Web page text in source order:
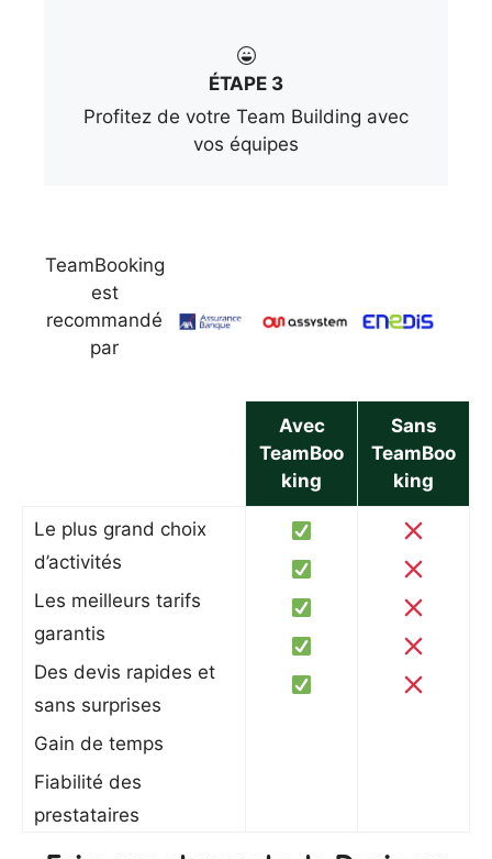
ÉTAPE 3
Profitez de votre Team Building avec
vos équipes
TeamBooking
est
recommandé
par
Avec
TeamBoo
king
Sans
TeamBoo
king
Le plus grand choix
d’activités
Les meilleurs tarifs
garantis
Des devis rapides et
sans surprises
Gain de temps
Fiabilité des
prestataires